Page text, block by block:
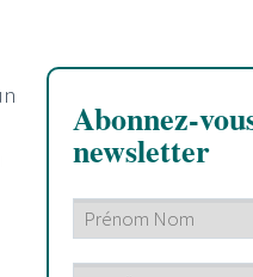
Abonnez-
newsletter